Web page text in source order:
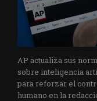
AP actualiza sus
sobre inteligencia
para reforzar el
humano en la